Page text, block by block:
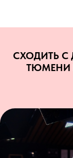
СХОДИТЬ С
ТЮМЕНИ